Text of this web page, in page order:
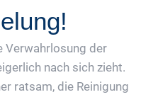
Verwahrlosung der
nach sich zieht.
ratsam, die Reinigung